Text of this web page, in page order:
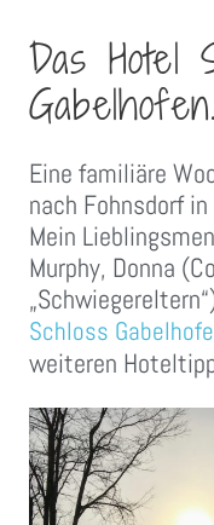
Das Hotel
Gabelhofen.
Eine familiäre
nach Fohnsdorf
Mein
Murphy, Donna
Schloss
weiteren